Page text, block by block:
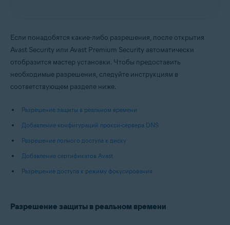
Если понадобятся какие-либо разрешения, после открытия
Avast Security или Avast Premium Security автоматически
отобразится мастер установки. Чтобы предоставить
необходимые разрешения, следуйте инструкциям в
соответствующем разделе ниже.
Разрешение защиты в реальном времени
Добавление конфигураций прокси-сервера DNS
Разрешение полного доступа к диску
Добавление сертификатов Avast
Разрешение доступа к режиму фокусирования
Разрешение защиты в реальном времени